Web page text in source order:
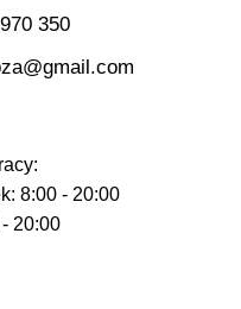
350
8:00 - 20:00
20:00